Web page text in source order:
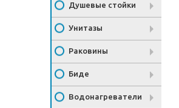
Душевые стойки
Унитазы
Раковины
Биде
Водонагреватели